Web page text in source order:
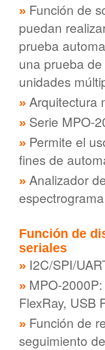
Función de
puedan
prueba
una prueba
unidades
Arquitectura
Serie MPO-
Permite el
fines de
Analizador
espectrograma
Función de
seriales
I2C/SPI/
MPO-
FlexRay, USB
Función de
seguimiento